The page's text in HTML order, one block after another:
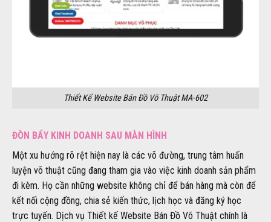
Thiết Kế Website Bán Đồ Võ Thuật MA-602
ĐÒN BẨY KINH DOANH SAU MÀN HÌNH
Một xu hướng rõ rệt hiện nay là các võ đường, trung tâm huấn
luyện võ thuật cũng đang tham gia vào việc kinh doanh sản phẩm
đi kèm. Họ cần những website không chỉ để bán hàng mà còn để
kết nối cộng đồng, chia sẻ kiến thức, lịch học và đăng ký học
trực tuyến. Dịch vụ Thiết kế Website Bán Đồ Võ Thuật chính là